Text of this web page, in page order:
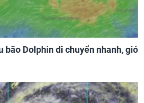
bão Dolphin di chuyển nhanh, gió